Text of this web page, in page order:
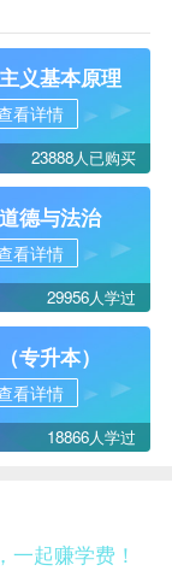
义基本原理
看详情
23888人已购买
德与法治
看详情
29956人学过
专升本）
看详情
18866人学过
一起赚学费！